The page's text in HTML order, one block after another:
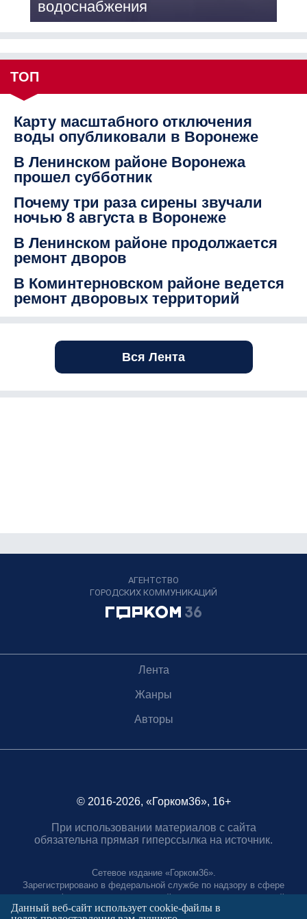
водоснабжения
ТОП
Карту масштабного отключения
воды опубликовали в Воронеже
В Ленинском районе Воронежа
прошел субботник
Почему три раза сирены звучали
ночью 8 августа в Воронеже
В Ленинском районе продолжается
ремонт дворов
В Коминтерновском районе ведется
ремонт дворовых территорий
Вся Лента
АГЕНТСТВО
ГОРОДСКИХ КОММУНИКАЦИЙ
Лента
Жанры
Авторы
© 2016-2026, «Горком36», 16+
При использовании материалов с сайта
обязательна прямая гиперссылка на источник.
Сетевое издание «Горком36».
Зарегистрировано в федеральной службе по надзору в сфере
связи, информационных технологий и массовых коммуникаций.
Регистрационный номер ЭЛ № ФС77-88966 от 21 января 2025 г.
Данный веб-сайт использует cookie-файлы в